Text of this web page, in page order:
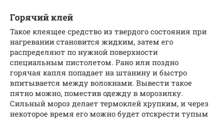
Горячий клей
Такое клеящее средство из твердого состояния при
нагревании становится жидким, затем его
распределяют по нужной поверхности
специальным пистолетом. Рано или поздно
горячая капля попадает на штанину и быстро
впитывается между волокнами. Вывести такое
пятно можно, поместив одежду в морозилку.
Сильный мороз делает термоклей хрупким, и через
некоторое время его можно будет отскрести тупым